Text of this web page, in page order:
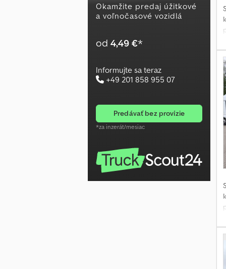
Okamžite predaj úžitkové
a voľnočasové vozidlá
od 4,49 €*
Informujte sa teraz
+49 201 858 955 07
predávať bez provízie
*za inzerát/mesiac